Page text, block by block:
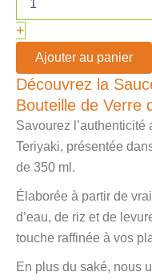
+
Ajouter au panier
Découvrez la
Bouteille de Verre
Savourez
Teriyaki, présentée
de 350 ml.
Élaborée à partir de
d’eau, de riz et de
touche raffinée à vos
En plus du saké, nous